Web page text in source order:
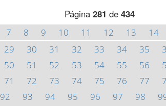
Página 281 de 434
7 8 9 10 11 12 13 14
29 30 31 32 33 34 35
50 51 52 53 54 55 56
71 72 73 74 75 76 77
92 93 94 95 96 97 98